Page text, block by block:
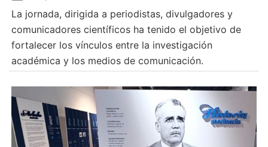
La jornada, dirigida a periodistas, divulgadores y
comunicadores científicos ha tenido el objetivo de
fortalecer los vínculos entre la investigación
académica y los medios de comunicación.